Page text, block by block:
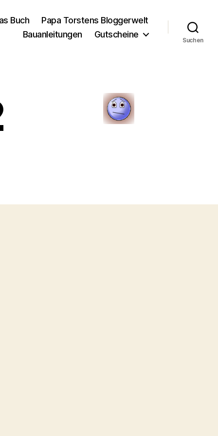
Buch
Papa Torstens Bloggerwelt
Bauanleitungen
Gutscheine
Suchen